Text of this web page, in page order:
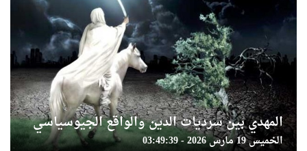
المهدي بين سرديات الدين والواقع الجيوسياسي
الخميس 19 مارس 2026 - 03:49:39